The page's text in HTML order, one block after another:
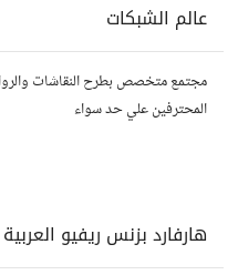
عالم الشبكات
مجتمع متخصص بطرح النقاشات
المحترفين علي حد سواء
هارفارد بزنس ريفيو العربية